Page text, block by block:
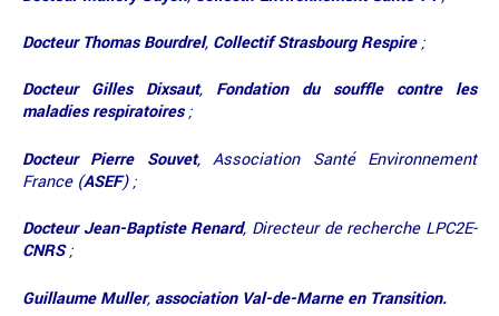
Docteur Thomas Bourdrel, Collectif Strasbourg Respire;
Docteur Gilles Dixsaut, Fondation du souffle contre les
maladies respiratoires;
Docteur Pierre Souvet, Association Santé Environnement
France (ASEF) ;
Docteur Jean-Baptiste Renard, Directeur de recherche LPC2E-
CNRS;
Guillaume Muller,association Val-de-Marne en Transition.